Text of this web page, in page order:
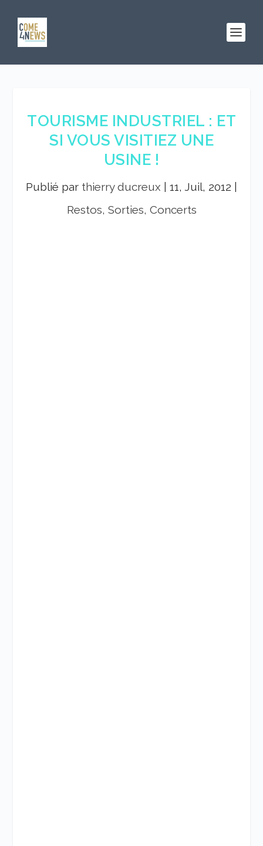
TOURISME INDUSTRIEL : ET
SI VOUS VISITIEZ UNE
USINE !
Publié par thierry ducreux 11, Juil, 2012
Restos, Sorties, Concerts